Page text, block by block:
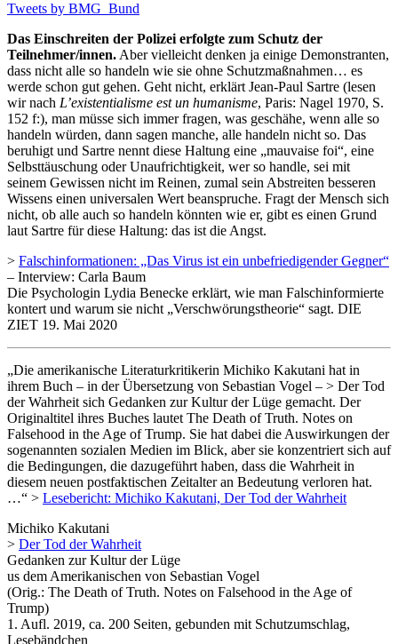
Tweets by BMG_Bund
Das Einschreiten der Polizei erfolgte zum Schutz der
Teilnehmer/innen. Aber vielleicht denken ja einige Demonstranten,
dass nicht alle so handeln wie sie ohne Schutzmaßnahmen… es
werde schon gut gehen. Geht nicht, erklärt Jean-Paul Sartre (lesen
wir nach L’existentialisme est un humanisme, Paris: Nagel 1970, S.
152 f:), man müsse sich immer fragen, was geschähe, wenn alle so
handeln würden, dann sagen manche, alle handeln nicht so. Das
beruhigt und Sartre nennt diese Haltung eine „mauvaise foi“, eine
Selbsttäuschung oder Unaufrichtigkeit, wer so handle, sei mit
seinem Gewissen nicht im Reinen, zumal sein Abstreiten besseren
Wissens einen universalen Wert beanspruche. Fragt der Mensch sich
nicht, ob alle auch so handeln könnten wie er, gibt es einen Grund
laut Sartre für diese Haltung: das ist die Angst.
> Falschinformationen: „Das Virus ist ein unbefriedigender Gegner“
– Interview: Carla Baum
Die Psychologin Lydia Benecke erklärt, wie man Falschinformierte
kontert und warum sie nicht „Verschwörungstheorie“ sagt. DIE
ZIET 19. Mai 2020
„Die amerikanische Literaturkritikerin Michiko Kakutani hat in
ihrem Buch – in der Übersetzung von Sebastian Vogel – > Der Tod
der Wahrheit sich Gedanken zur Kultur der Lüge gemacht. Der
Originaltitel ihres Buches lautet The Death of Truth. Notes on
Falsehood in the Age of Trump. Sie hat dabei die Auswirkungen der
sogenannten sozialen Medien im Blick, aber sie konzentriert sich auf
die Bedingungen, die dazugeführt haben, dass die Wahrheit in
diesem neuen postfaktischen Zeitalter an Bedeutung verloren hat.
…“ > Lesebericht: Michiko Kakutani, Der Tod der Wahrheit
Michiko Kakutani
> Der Tod der Wahrheit
Gedanken zur Kultur der Lüge
us dem Amerikanischen von Sebastian Vogel
(Orig.: The Death of Truth. Notes on Falsehood in the Age of
Trump)
1. Aufl. 2019, ca. 200 Seiten, gebunden mit Schutzumschlag,
Lesebändchen